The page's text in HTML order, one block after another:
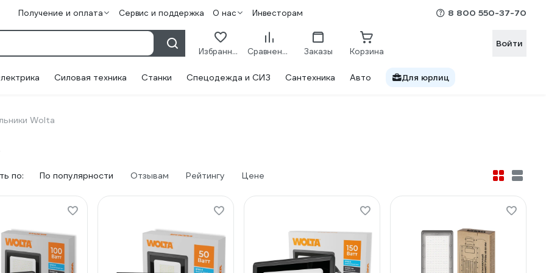
Получение и оплата Сервис и поддержка О нас Инвесторам 8 800 550-37-70
Избранное Сравнение Заказы Корзина
Войти
Силовая техника Станки Спецодежда и СИЗ Сантехника Авто Для юрлиц
Wolta
по: По популярности Отзывам Рейтингу Цене